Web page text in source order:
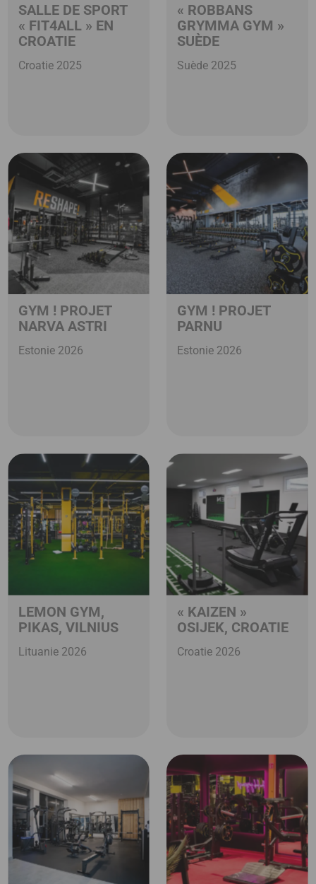
SALLE DE SPORT
« FIT4ALL » EN
CROATIE
Croatie 2025
« ROBBANS
GRYMMA GYM »
SUÈDE
Suède 2025
GYM ! PROJET
NARVA ASTRI
Estonie 2026
GYM ! PROJET
PARNU
Estonie 2026
LEMON GYM,
PIKAS, VILNIUS
Lituanie 2026
« KAIZEN »
OSIJEK, CROATIE
Croatie 2026